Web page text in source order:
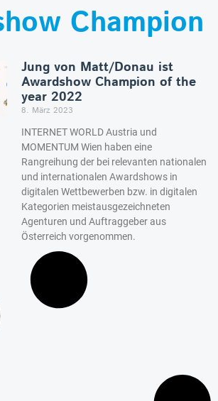
Champion
Jung von Matt/Donau ist
Awardshow Champion of the
year 2022
8. März 2023
INTERNET WORLD Austria und
MOMENTUM Wien haben eine
Rangreihung der bei relevanten nationalen
und internationalen Awardshows in
digitalen Wettbewerben bzw. in digitalen
Kategorien meistausgezeichneten
Agenturen und Auftraggeber aus
Österreich vorgenommen.